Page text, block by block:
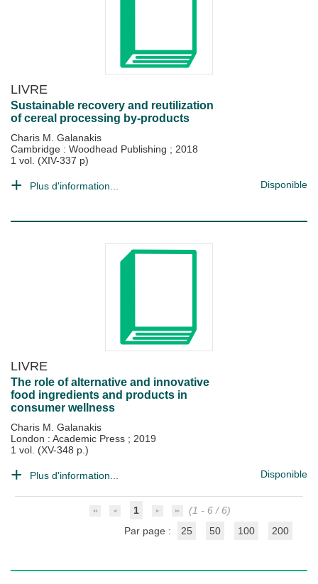
LIVRE
Sustainable recovery and reutilization
of cereal processing by-products
Charis M. Galanakis
Cambridge : Woodhead Publishing ; 2018
1 vol. (XIV-337 p)
Plus d'information... Disponible
LIVRE
The role of alternative and innovative
food ingredients and products in
consumer wellness
Charis M. Galanakis
London : Academic Press ; 2019
1 vol. (XV-348 p.)
Plus d'information... Disponible
1
(1 - 6 / 6)
Par page :
25 50 100 200